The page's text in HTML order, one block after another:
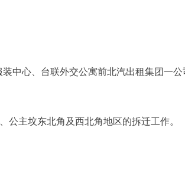
心、台联外交公寓前北汽出租集团一公
主坟东北角及西北角地区的拆迁工作。